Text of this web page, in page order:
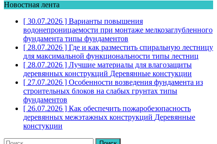
Новостная лента
[ 30.07.2026 ] Варианты повышения
водонепроницаемости при монтаже мелкозаглубленного
фундамента типы фундаментов
[ 28.07.2026 ] Где и как разместить спиральную лестницу
для максимальной функциональности типы лестниц
[ 28.07.2026 ] Лучшие материалы для влагозащиты
деревянных конструкций Деревянные констукции
[ 27.07.2026 ] Особенности возведения фундамента из
строительных блоков на слабых грунтах типы
фундаментов
[ 26.07.2026 ] Как обеспечить пожаробезопасность
деревянных межэтажных конструкций Деревянные
констукции
Найти: